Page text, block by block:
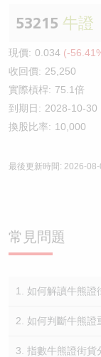
53215 牛證
現價: 0.034 (-
收回價: 25,250
實際槓桿: 75.1倍
到期日: 2028-10-30
換股比率: 10,000
最後更新時間: 2026-
常見問題
1. 如何解讀牛熊證
2. 如何判斷牛熊證
3. 指數牛熊證街貨